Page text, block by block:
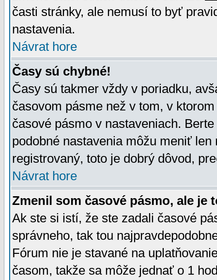
časti stránky, ale nemusí to byť
nastavenia.
Návrat hore
Časy sú chybné!
Časy sú takmer vždy v poriadku,
časovom pásme než v tom, v
časové pásmo v nastaveniach.
podobné nastavenia môžu meniť
registrovaný, toto je dobrý dôvod,
Návrat hore
Zmenil som časové pásmo, ale je
Ak ste si istí, že ste zadali časové
správneho, tak tou
Fórum nie je stavané na
časom, takže sa môže jednať o 1